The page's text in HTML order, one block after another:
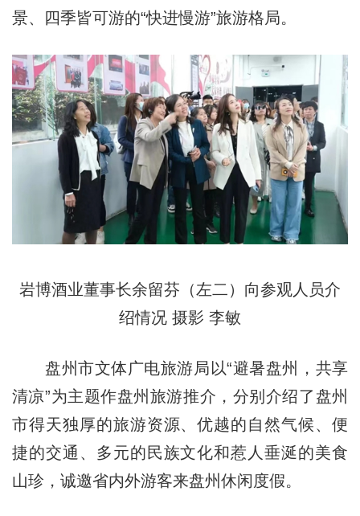
景、四季皆可游的“快进慢游”旅游格局。
岩博酒业董事长余留芬（左二）向参观人员介
绍情况 摄影 李敏
盘州市文体广电旅游局以“避暑盘州，共享
清凉”为主题作盘州旅游推介，分别介绍了盘州
市得天独厚的旅游资源、优越的自然气候、便
捷的交通、多元的民族文化和惹人垂涎的美食
山珍，诚邀省内外游客来盘州休闲度假。